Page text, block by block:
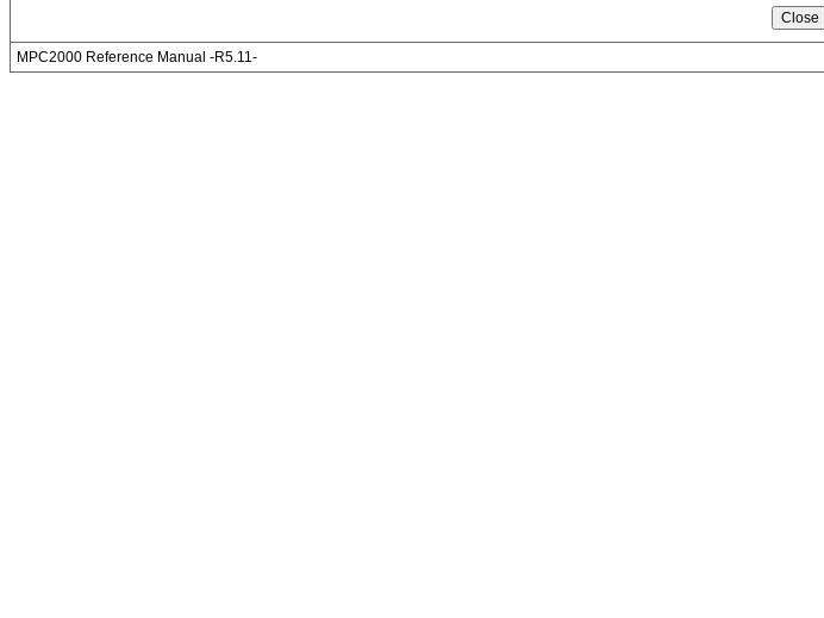
MPC2000 Reference Manual -R5.11-